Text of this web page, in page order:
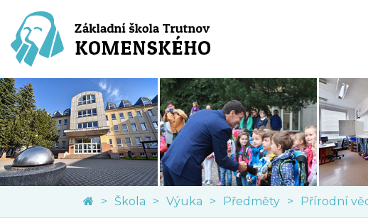
Škola Výuka Předměty Přírodní